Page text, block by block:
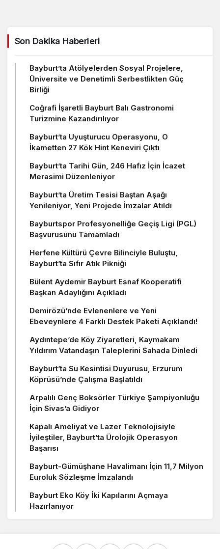
Son Dakika Haberleri
Bayburt’ta Atölyelerden Sosyal Projelere,
Üniversite ve Denetimli Serbestlikten Güç
Birliği
Coğrafi İşaretli Bayburt Balı Gastronomi
Turizmine Kazandırılıyor
Bayburt’ta Uyuşturucu Operasyonu, O
İkametten 27 Kök Hint Keneviri Çıktı
Bayburt’ta Tarihi Gün, 246 Hafız İçin İcazet
Merasimi Düzenleniyor
Bayburt’ta Üretim Tesisi Baştan Aşağı
Yenileniyor, Yeni Projede İmzalar Atıldı
Bayburtspor Profesyonelliğe Geçiş Ligi (PGL)
Başvurusunu Tamamladı
Herfene Kültürü Çevre Bilinciyle Buluştu,
Bayburt’ta Sıfır Atık Pikniği
Bülent Aydemir Bayburt Esnaf Kooperatifi
Başkan Adaylığını Açıkladı
Demirözü’nde Evlenenlere ve Yeni
Ebeveynlere 4 Farklı Destek Paketi Açıklandı!
Aydıntepe’de Köy Ziyaretleri, Kaymakam
Yıldırım Vatandaşın Taleplerini Sahada Dinledi
Bayburt’ta Su Kesintisi Duyurusu, Erzurum
Köprüsü’nde Çalışma Başlatıldı
Arpalılı Genç Boksörler Türkiye Şampiyonluğu
İçin Sivas’a Gidiyor
Kapalı Ameliyat ve Lazer Teknolojisiyle
İyileştiler, Bayburt’ta Ürolojik Operasyon
Başarısı
Bayburt-Gümüşhane Havalimanı İçin 11,7 Milyon
Euroluk Sözleşme İmzalandı
Bayburt Eko Köy İki Kapılarını Açmaya
Hazırlanıyor